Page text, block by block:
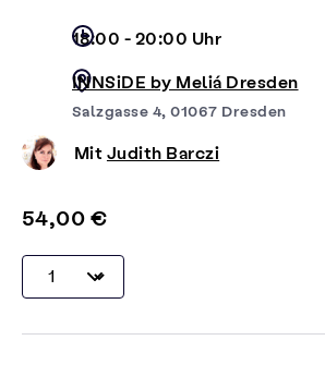
18:00 - 20:00 Uhr
INNSiDE by Meliá Dresden
Salzgasse 4, 01067 Dresden
Mit Judith Barczi
54,00 €